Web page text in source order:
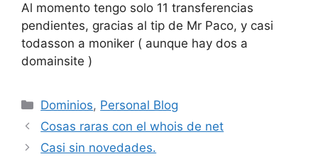
Al momento tengo solo 11 transferencias
pendientes, gracias al tip de Mr Paco, y casi
todasson a moniker ( aunque hay dos a
domainsite )
Categorías
Dominios, Personal Blog
Cosas raras con el whois de net
Casi sin novedades.